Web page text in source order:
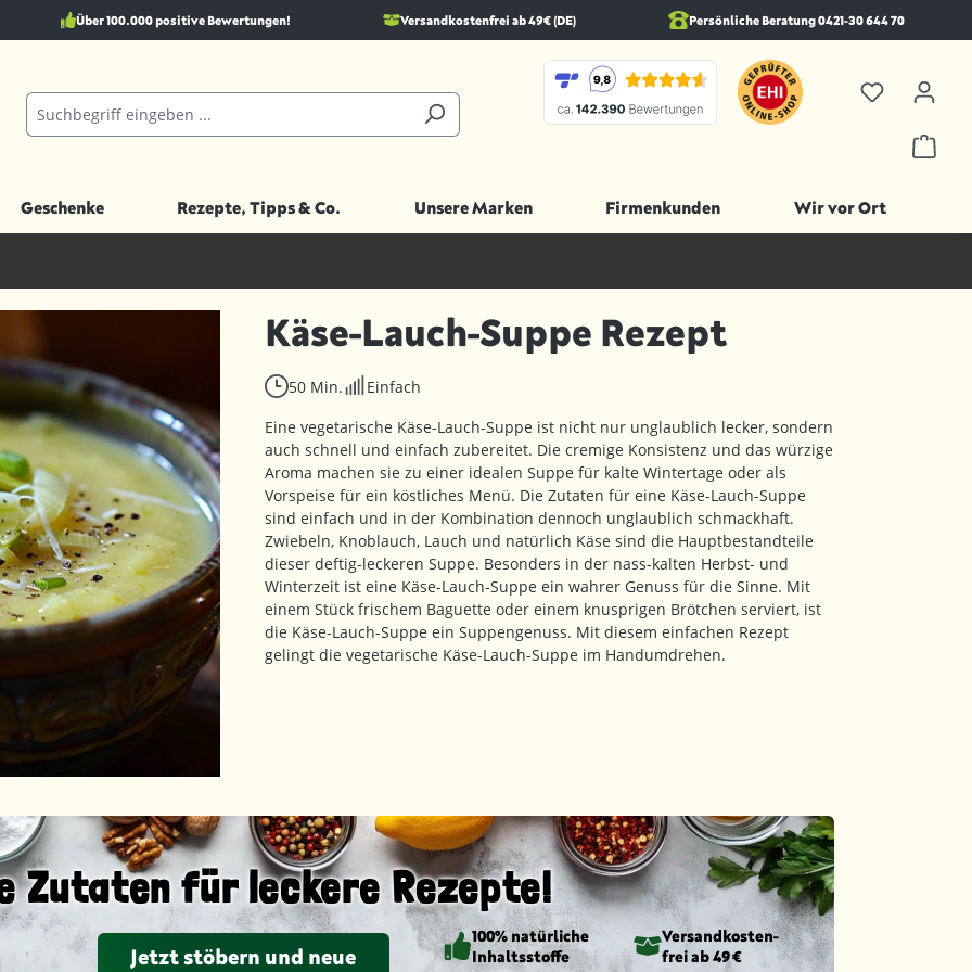
Über 100.000 positive Bewertungen! Versandkostenfrei ab 49€ (DE) Persönliche Beratung 0421-30 644 70
Geschenke Rezepte, Tipps & Co. Unsere Marken Firmenkunden Wir vor Ort
Käse-Lauch-Suppe Rezept
50 Min.
Einfach
Eine vegetarische Käse-Lauch-Suppe ist nicht nur unglaublich lecker, sondern
auch schnell und einfach zubereitet. Die cremige Konsistenz und das würzige
Aroma machen sie zu einer idealen Suppe für kalte Wintertage oder als
Vorspeise für ein köstliches Menü. Die Zutaten für eine Käse-Lauch-Suppe
sind einfach und in der Kombination dennoch unglaublich schmackhaft.
Zwiebeln, Knoblauch, Lauch und natürlich Käse sind die Hauptbestandteile
dieser deftig-leckeren Suppe. Besonders in der nass-kalten Herbst- und
Winterzeit ist eine Käse-Lauch-Suppe ein wahrer Genuss für die Sinne. Mit
einem Stück frischem Baguette oder einem knusprigen Brötchen serviert, ist
die Käse-Lauch-Suppe ein Suppengenuss. Mit diesem einfachen Rezept
gelingt die vegetarische Käse-Lauch-Suppe im Handumdrehen.
Zutaten für leckere Rezepte!
Jetzt stöbern und neue
100% natürliche
Inhaltsstoffe
Versandkosten­
frei ab 49 €